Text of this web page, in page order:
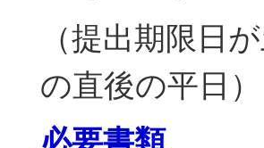
（提出期限日
の直後の平日）